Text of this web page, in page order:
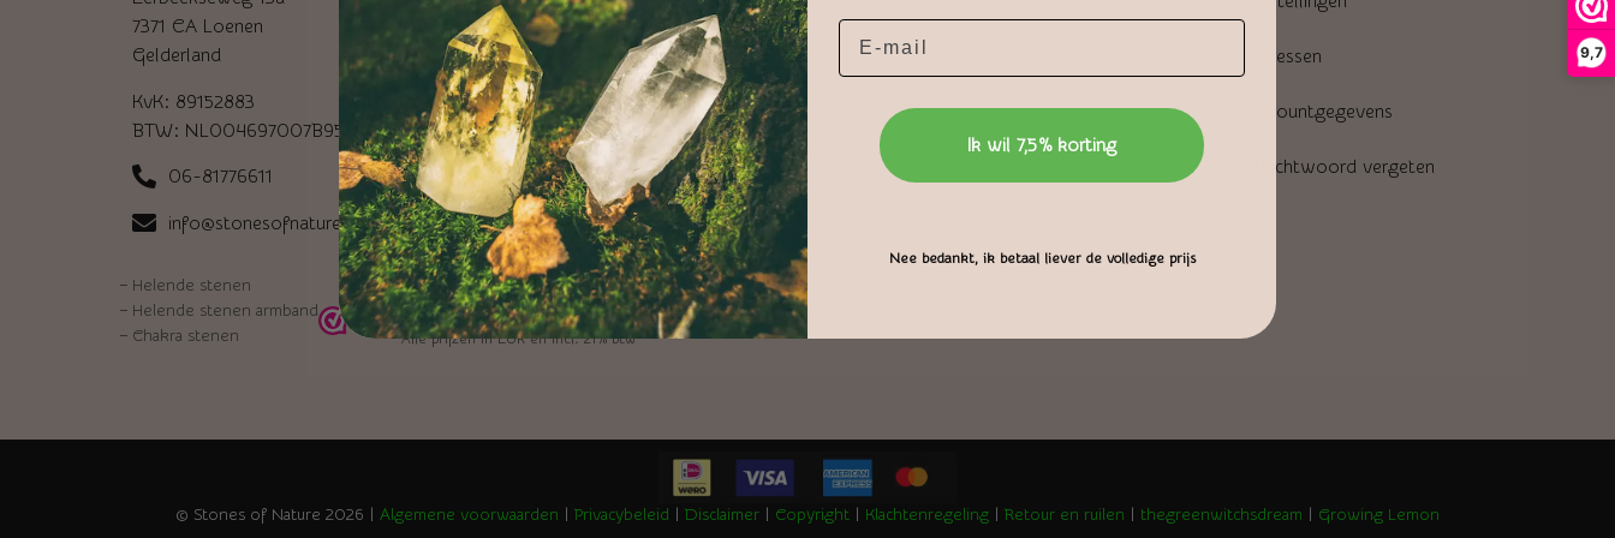
9,7
7371 CA Loenen
Gelderland
KvK: 89152883
BTW: NL004697007B95
06-81776611
info@stonesofnature.nl
Meest gestelde vragen Over ons
Blogs
Adressen
Accountgegevens
Wachtwoord vergeten
– Helende stenen
– Helende stenen armband
– Chakra stenen Alle prijzen in EUR en incl. 21% btw
© Stones of Nature 2026 | Algemene voorwaarden Privacybeleid Disclaimer Copyright Klachtenregeling Retour en ruilen thegreenwitchsdream Growing Lemon
Ik wil 7,5% korting
Nee bedankt, ik betaal liever de volledige prijs